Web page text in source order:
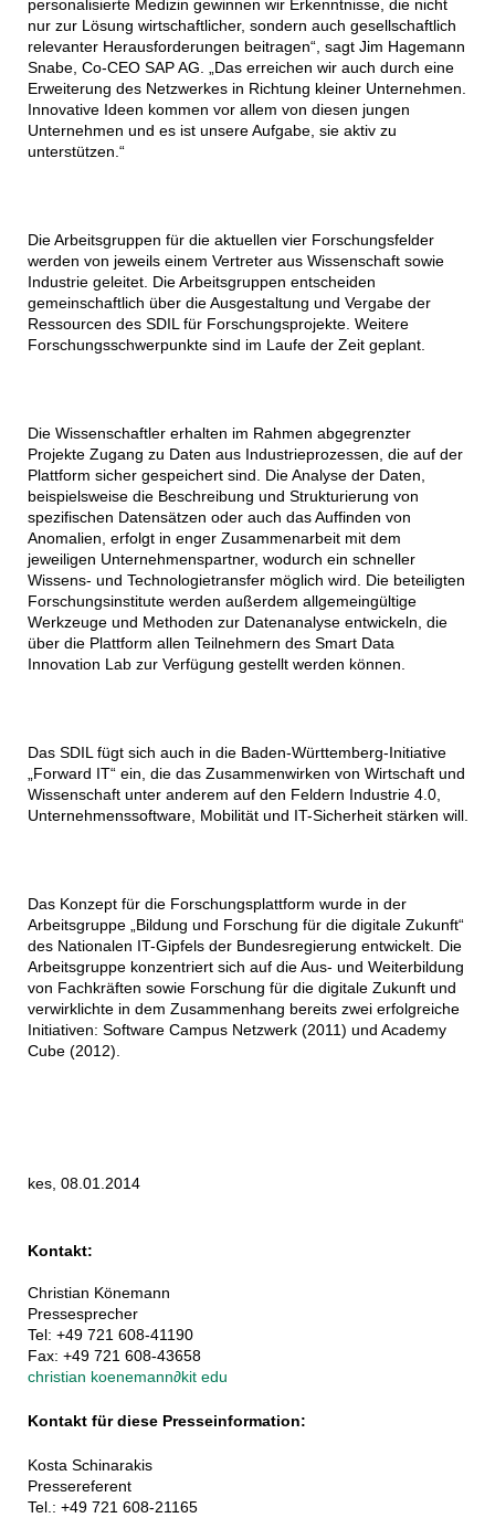
personalisierte Medizin gewinnen wir Erkenntnisse, die nicht
nur zur Lösung wirtschaftlicher, sondern auch gesellschaftlich
relevanter Herausforderungen beitragen“, sagt Jim Hagemann
Snabe, Co-CEO SAP AG. „Das erreichen wir auch durch eine
Erweiterung des Netzwerkes in Richtung kleiner Unternehmen.
Innovative Ideen kommen vor allem von diesen jungen
Unternehmen und es ist unsere Aufgabe, sie aktiv zu
unterstützen.“
Die Arbeitsgruppen für die aktuellen vier Forschungsfelder
werden von jeweils einem Vertreter aus Wissenschaft sowie
Industrie geleitet. Die Arbeitsgruppen entscheiden
gemeinschaftlich über die Ausgestaltung und Vergabe der
Ressourcen des SDIL für Forschungsprojekte. Weitere
Forschungsschwerpunkte sind im Laufe der Zeit geplant.
Die Wissenschaftler erhalten im Rahmen abgegrenzter
Projekte Zugang zu Daten aus Industrieprozessen, die auf der
Plattform sicher gespeichert sind. Die Analyse der Daten,
beispielsweise die Beschreibung und Strukturierung von
spezifischen Datensätzen oder auch das Auffinden von
Anomalien, erfolgt in enger Zusammenarbeit mit dem
jeweiligen Unternehmenspartner, wodurch ein schneller
Wissens- und Technologietransfer möglich wird. Die beteiligten
Forschungsinstitute werden außerdem allgemeingültige
Werkzeuge und Methoden zur Datenanalyse entwickeln, die
über die Plattform allen Teilnehmern des Smart Data
Innovation Lab zur Verfügung gestellt werden können.
Das SDIL fügt sich auch in die Baden-Württemberg-Initiative
„Forward IT“ ein, die das Zusammenwirken von Wirtschaft und
Wissenschaft unter anderem auf den Feldern Industrie 4.0,
Unternehmenssoftware, Mobilität und IT-Sicherheit stärken will.
Das Konzept für die Forschungsplattform wurde in der
Arbeitsgruppe „Bildung und Forschung für die digitale Zukunft“
des Nationalen IT-Gipfels der Bundesregierung entwickelt. Die
Arbeitsgruppe konzentriert sich auf die Aus- und Weiterbildung
von Fachkräften sowie Forschung für die digitale Zukunft und
verwirklichte in dem Zusammenhang bereits zwei erfolgreiche
Initiativen: Software Campus Netzwerk (2011) und Academy
Cube (2012).
kes, 08.01.2014
Kontakt:
Christian Könemann
Pressesprecher
Tel: +49 721 608-41190
Fax: +49 721 608-43658
christian koenemann∂kit edu
Kontakt für diese Presseinformation:
Kosta Schinarakis
Pressereferent
Tel.: +49 721 608-21165